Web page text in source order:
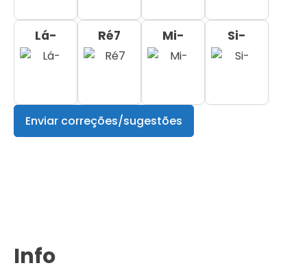
Lá- Ré7 Mi- Si-
Enviar correções/sugestões
Info